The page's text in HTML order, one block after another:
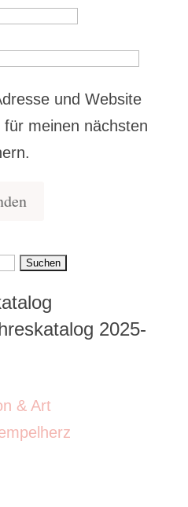
und Website
meinen nächsten
2025-
& Art